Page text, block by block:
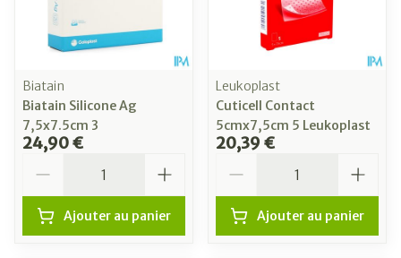
Biatain
Biatain Silicone Ag
7,5x7.5cm 3
24,90 €
Ajouter au panier
Leukoplast
Cuticell Contact
5cmx7,5cm 5 Leukoplast
20,39 €
Ajouter au panier